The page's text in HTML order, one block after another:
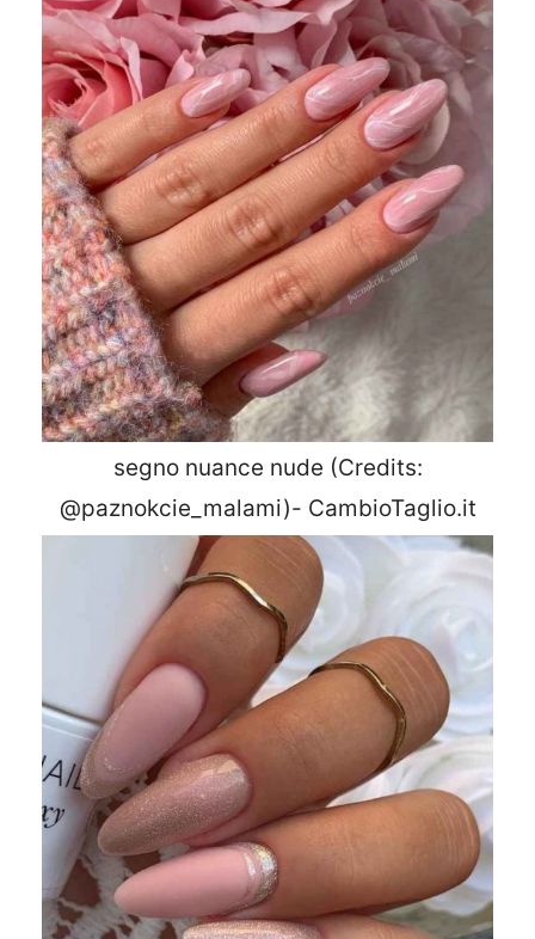
segno nuance nude (Credits:
@paznokcie_malami)- CambioTaglio.it